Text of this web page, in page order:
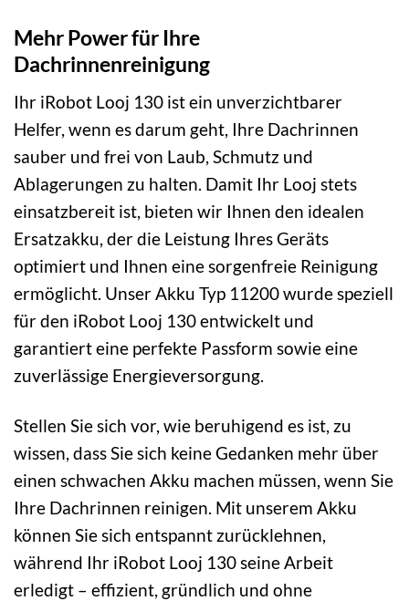
Mehr Power für Ihre
Dachrinnenreinigung
Ihr iRobot Looj 130 ist ein unverzichtbarer
Helfer, wenn es darum geht, Ihre Dachrinnen
sauber und frei von Laub, Schmutz und
Ablagerungen zu halten. Damit Ihr Looj stets
einsatzbereit ist, bieten wir Ihnen den idealen
Ersatzakku, der die Leistung Ihres Geräts
optimiert und Ihnen eine sorgenfreie Reinigung
ermöglicht. Unser Akku Typ 11200 wurde speziell
für den iRobot Looj 130 entwickelt und
garantiert eine perfekte Passform sowie eine
zuverlässige Energieversorgung.
Stellen Sie sich vor, wie beruhigend es ist, zu
wissen, dass Sie sich keine Gedanken mehr über
einen schwachen Akku machen müssen, wenn Sie
Ihre Dachrinnen reinigen. Mit unserem Akku
können Sie sich entspannt zurücklehnen,
während Ihr iRobot Looj 130 seine Arbeit
erledigt – effizient, gründlich und ohne